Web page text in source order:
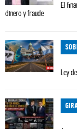
El
dinero y fraude
Ley